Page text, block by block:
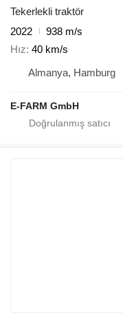
Tekerlekli traktör
2022
938 m/s
Hız 40 km/s
Almanya, Hamburg
E-FARM GmbH